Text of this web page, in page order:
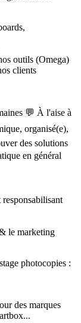
outils (Omega)
clients
💬 À l'aise à
organisé(e),
des solutions
en général
le marketing
photocopies :
des marques